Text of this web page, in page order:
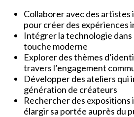
Collaborer avec des
pour créer des expériences
Intégrer la technologie
touche moderne
Explorer des thèmes
travers l’engagement
Développer des ateliers qui
génération de créateurs
Rechercher des
élargir sa portée auprès du